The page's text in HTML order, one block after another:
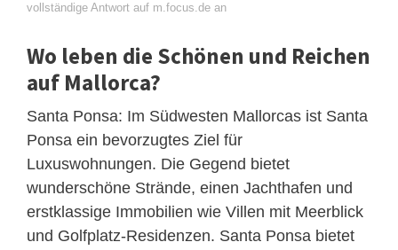
vollständige Antwort auf m.focus.de an
Wo leben die Schönen und Reichen
auf Mallorca?
Santa Ponsa: Im Südwesten Mallorcas ist Santa
Ponsa ein bevorzugtes Ziel für
Luxuswohnungen. Die Gegend bietet
wunderschöne Strände, einen Jachthafen und
erstklassige Immobilien wie Villen mit Meerblick
und Golfplatz-Residenzen. Santa Ponsa bietet